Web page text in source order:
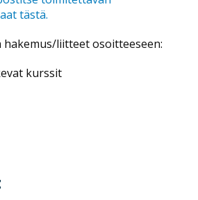
tästä.
liitteet osoitteeseen:
kurssit